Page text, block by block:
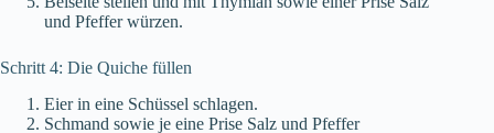
und Pfeffer würzen.
Schritt 4: Die Quiche füllen
Eier in eine Schüssel schlagen.
Schmand sowie je eine Prise Salz und Pfeffer